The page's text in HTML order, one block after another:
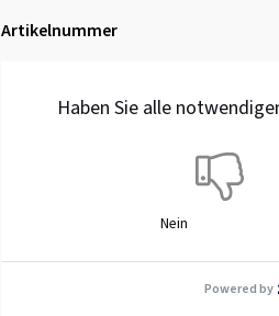
Artikelnummer
Haben Sie alle
Nein
Powered by